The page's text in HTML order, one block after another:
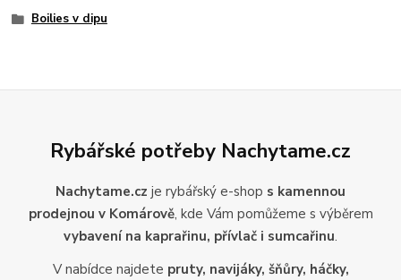
Boilies v dipu
Rybářské potřeby Nachytame.cz
Nachytame.cz je rybářský e-shop s kamennou
prodejnou v Komárově, kde Vám pomůžeme s výběrem
vybavení na kaprařinu, přívlač i sumcařinu.
V nabídce najdete pruty, navijáky, šňůry, háčky,